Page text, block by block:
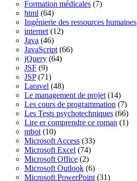
Formation médicales (7)
html (64)
Ingénierie des ressources humaines
internet (12)
Java (46)
JavaScript (66)
jQuery (64)
JSF (9)
JSP(71)
Laravel (48)
Le management de projet (14)
Les cours de programmation (7)
Les Tests psychotechniques (66)
Lire er comprendre ce roman (1)
mbot (10)
Microsoft Access (33)
Microsoft Excel (74)
Microsoft Office (2)
Microsoft Outlook (6)
Microsoft PowerPoint (31)